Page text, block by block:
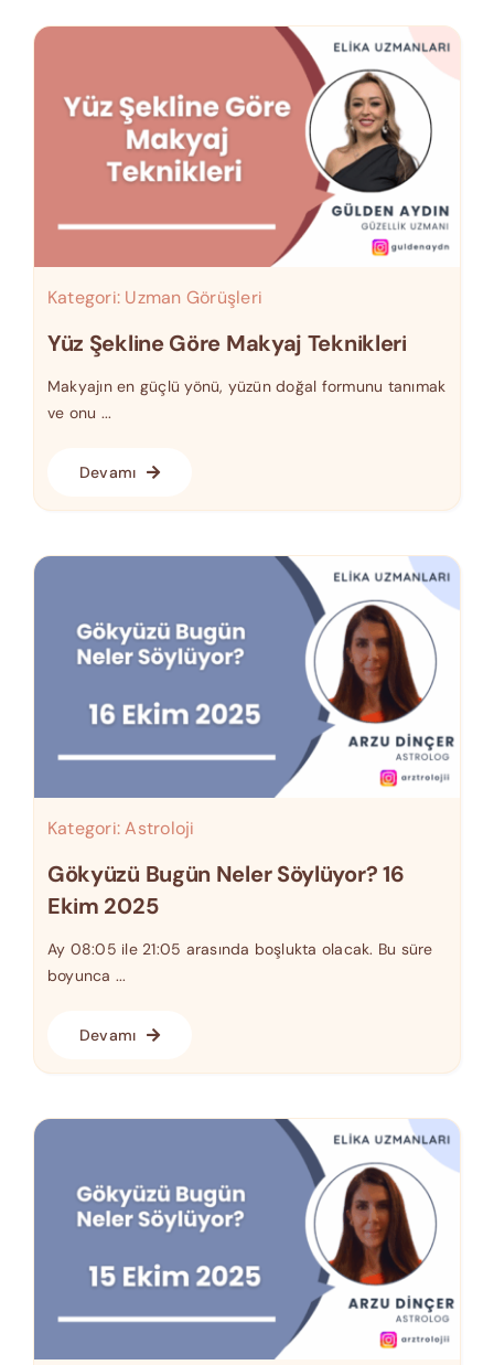
Kategori: Uzman Görüşleri
Yüz Şekline Göre Makyaj Teknikleri
Makyajın en güçlü yönü, yüzün doğal formunu tanımak
ve onu ...
Devamı
Kategori:Astroloji
Gökyüzü Bugün Neler Söylüyor? 16
Ekim 2025
Ay 08:05 ile 21:05 arasında boşlukta olacak. Bu süre
boyunca ...
Devamı